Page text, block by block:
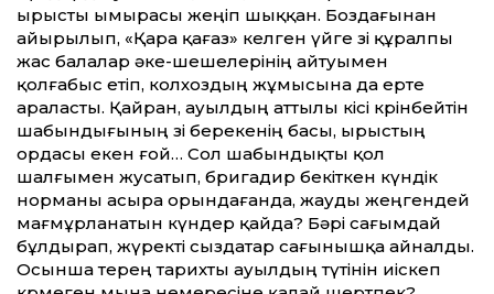
ырысты ымырасы жеңіп шыққан. Боздағынан
айырылып, «Қара қағаз» келген үйге өзі құралпы
жас балалар әке-шешелерінің айтуымен
қолғабыс етіп, колхоздың жұмысына да ерте
араласты. Қайран, ауылдың аттылы кісі көрінбейтін
шабындығының өзі берекенің басы, ырыстың
ордасы екен ғой… Сол шабындықты қол
шалғымен жусатып, бригадир бекіткен күндік
норманы асыра орындағанда, жауды жеңгендей
мағмұрланатын күндер қайда? Бәрі сағымдай
бұлдырап, жүректі сыздатар сағынышқа айналды.
Осынша терең тарихты ауылдың түтінін иіскеп